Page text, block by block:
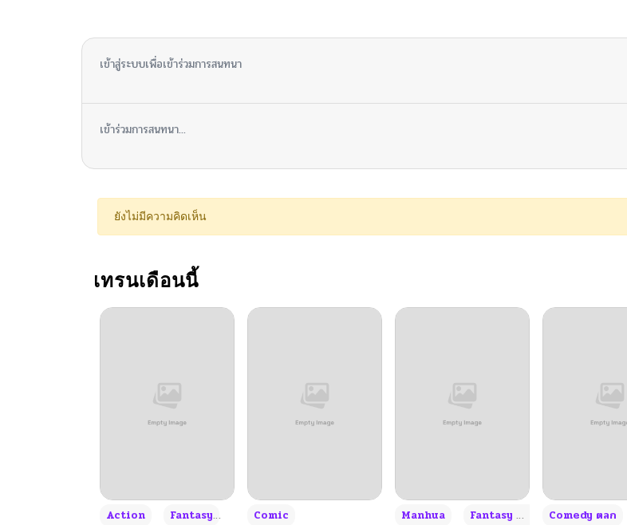
เข้าสู่ระบบเพื่อเข้าร่วมการสนทนา
เข้าร่วมการสนทนา...
ยังไม่มีความคิดเห็น
เทรนเดือนนี้
Action Fantasy
Comic
Manhua Fantasy แฟนตาซี +3
Comedy ตลก